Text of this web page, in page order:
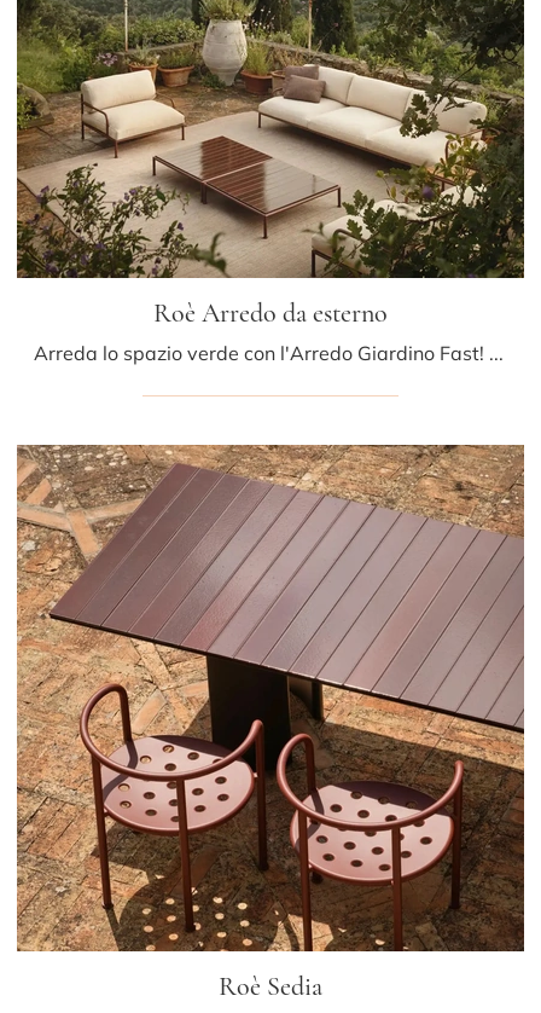
Roè Arredo da esterno
Arreda lo spazio verde con l'Arredo Giardino Fast! Set e poltroncine da giardino in tessuto, come il modello Roè Arredo da esterno, ti attendono!
Roè Sedia